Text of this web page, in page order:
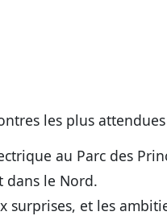
les plus
au Parc des
dans le Nord.
surprises, et les